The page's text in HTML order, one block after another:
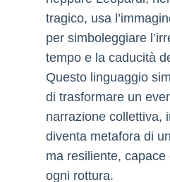
tragico, usa
per simboleggiare
tempo e la caducità
Questo linguaggio
di trasformare un
narrazione collettiva,
diventa metafora di
ma resiliente,
ogni rottura.